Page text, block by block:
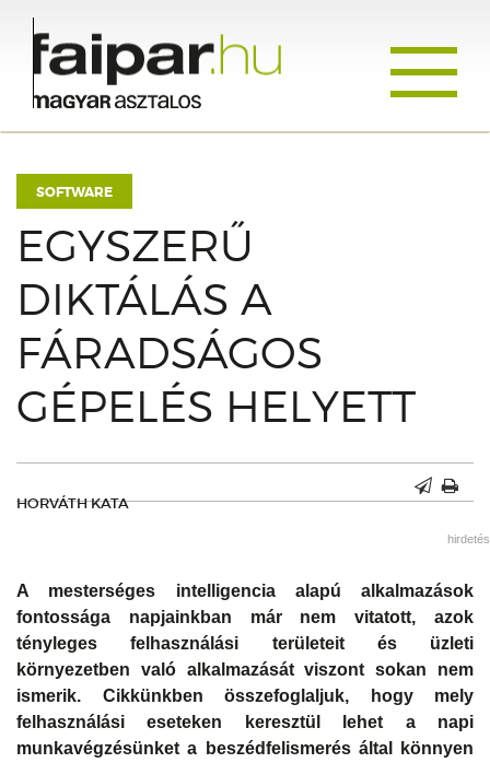
SOFTWARE
EGYSZERŰ
DIKTÁLÁS A
FÁRADSÁGOS
GÉPELÉS HELYETT
HORVÁTH KATA
hirdetés
A mesterséges intelligencia alapú alkalmazások
fontossága napjainkban már nem vitatott, azok
tényleges felhasználási területeit és üzleti
környezetben való alkalmazását viszont sokan nem
ismerik. Cikkünkben összefoglaljuk, hogy mely
felhasználási eseteken keresztül lehet a napi
munkavégzésünket a beszédfelismerés által könnyen